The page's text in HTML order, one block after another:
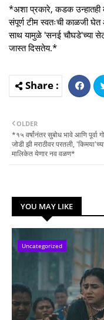
*अशा प्रकारे, कडक उन्हातही
संपूर्ण टीम स्वतःची काळजी
साथ यामुळे 'सनई चौघडे'च्या
जास्त दिसतेय.*
OLDER
*१५ वर्षांनंतर सुबोध भावे आणि पूर्वा
जोडी झी मराठीवर परतली,
मालिकेत येणार नव वळण*
YOU MAY LIKE
Uncategorized